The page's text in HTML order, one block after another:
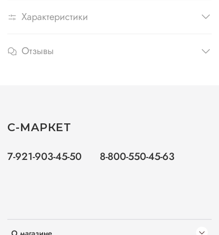
Характеристики
Отзывы
С-МАРКЕТ
7-921-903-45-50 8-800-550-45-63